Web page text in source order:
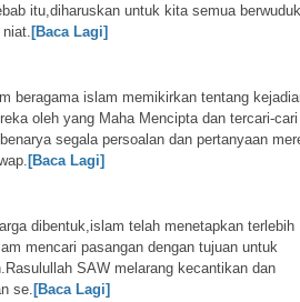
itu,diharuskan untuk kita semua berwuduk
niat. [Baca Lagi]
beragama islam memikirkan tentang
oleh yang Maha Mencipta dan tercari-cari
segala persoalan dan pertanyaan
[Baca Lagi]
dibentuk,islam telah menetapkan terlebih
mencari pasangan dengan tujuan untuk
SAW melarang kecantikan dan
se. [Baca Lagi]